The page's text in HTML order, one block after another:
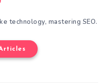
technology, mastering SEO.